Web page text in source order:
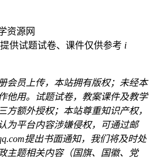
资源网
供试题试卷、课件仅供参考 i
会员上传，本站拥有版权；未经本
他用。试题试卷，教案课件及教学
方额外授权；本站尊重知识产权，
为平台内容涉嫌侵权，可通过邮
提出书面通知，我们将及时处
主题相关内容（国旗、国徽、党